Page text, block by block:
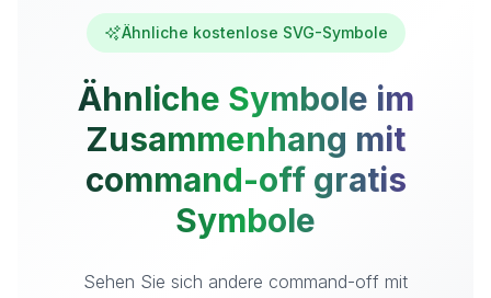
Ähnliche kostenlose SVG-Symbole
Ähnliche Symbole im
Zusammenhang mit
command-off gratis
Symbole
Sehen Sie sich andere command-off mit